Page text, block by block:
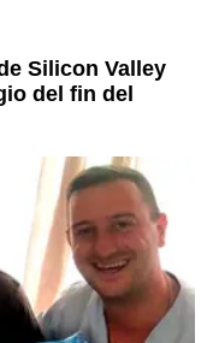
Silicon Valley
del fin del